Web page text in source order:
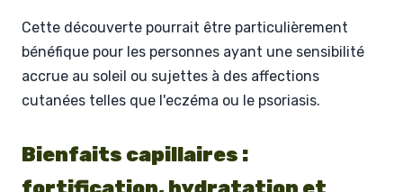
Cette découverte pourrait être particulièrement
bénéfique pour les personnes ayant une sensibilité
accrue au soleil ou sujettes à des affections
cutanées telles que l'eczéma ou le psoriasis.
Bienfaits capillaires :